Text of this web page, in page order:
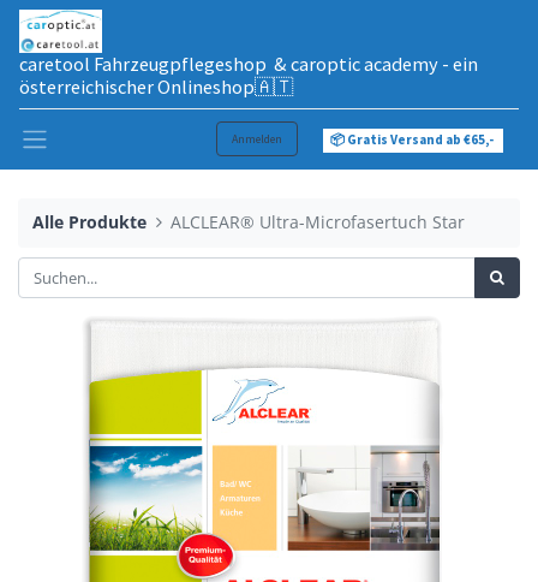
caretool Fahrzeugpflegeshop & caroptic academy - ein
österreichischer Onlineshop🇦🇹
Anmelden 📦 Gratis Versand ab €65,-
Alle Produkte ALCLEAR® Ultra-Microfasertuch Star